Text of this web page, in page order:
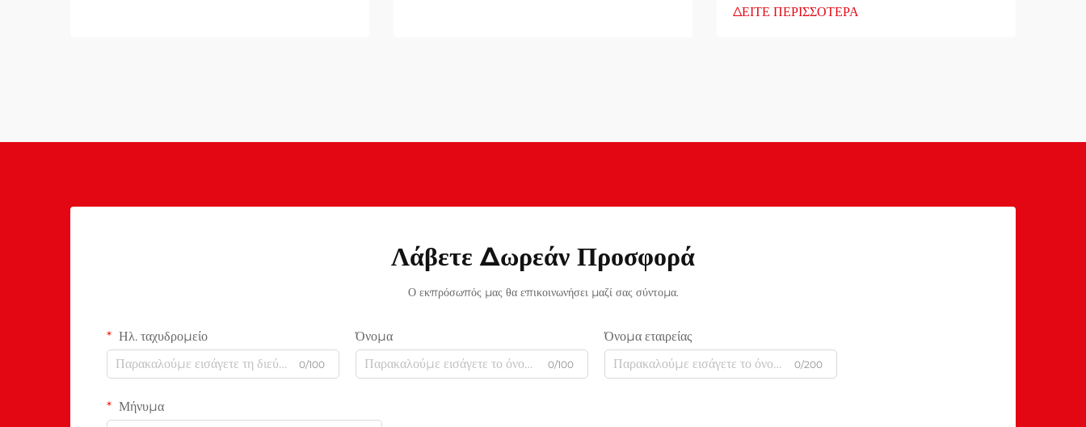
ΔΕΙΤΕ ΠΕΡΙΣΣΟΤΕΡΑ
Λάβετε Δωρεάν Προσφορά
Ο εκπρόσωπός μας θα επικοινωνήσει μαζί σας σύντομα.
Ηλ. ταχυδρομείο
0/100
Όνομα
0/100
Όνομα εταιρείας
0/200
Μήνυμα